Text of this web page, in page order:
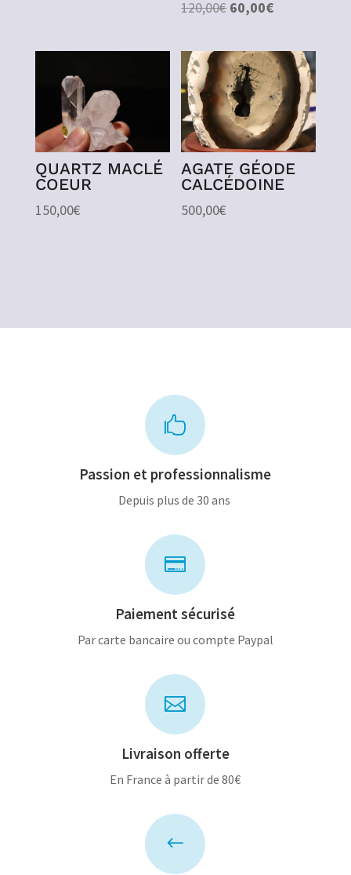
120,00€ Le
initial
était :
120,00€.
60,00€Le
actuel
est :
60,00€.
QUARTZ MACLÉ
COEUR
150,00€
AGATE GÉODE
CALCÉDOINE
500,00€

Passion et professionnalisme
Depuis plus de 30 ans

Paiement sécurisé
Par carte bancaire ou compte Paypal

Livraison offerte
En France à partir de 80€
#